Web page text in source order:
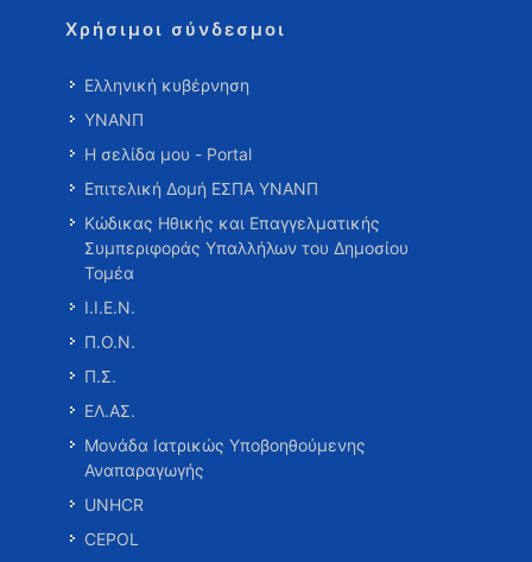
Χρήσιμοι σύνδεσμοι
Ελληνική κυβέρνηση
ΥΝΑΝΠ
Η σελίδα μου - Portal
Επιτελική Δομή ΕΣΠΑ ΥΝΑΝΠ
Κώδικας Ηθικής και Επαγγελματικής
Συμπεριφοράς Υπαλλήλων του Δημοσίου
Τομέα
Ι.Ι.Ε.Ν.
Π.Ο.Ν.
Π.Σ.
ΕΛ.ΑΣ.
Μονάδα Ιατρικώς Υποβοηθούμενης
Αναπαραγωγής
UNHCR
CEPOL